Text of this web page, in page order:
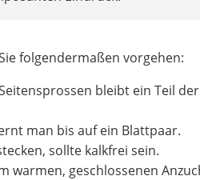
folgendermaßen vorgehen:
bleibt ein Teil
man bis auf ein Blattpaar.
sollte kalkfrei sein.
warmen, geschlossenen